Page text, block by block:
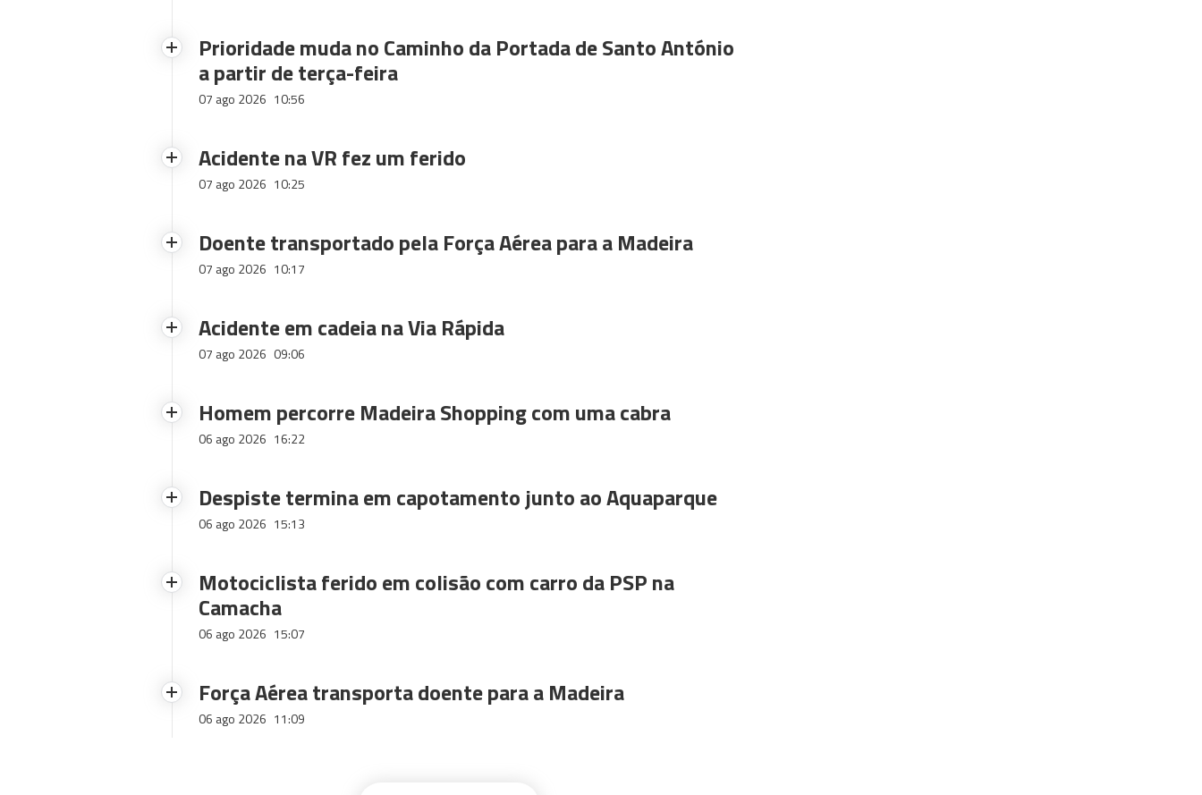
Prioridade muda no Caminho da Portada de Santo António
a partir de terça-feira
07 ago 2026 10:56
Acidente na VR fez um ferido
07 ago 2026 10:25
Doente transportado pela Força Aérea para a Madeira
07 ago 2026 10:17
Acidente em cadeia na Via Rápida
07 ago 2026 09:06
Homem percorre Madeira Shopping com uma cabra
06 ago 2026 16:22
Despiste termina em capotamento junto ao Aquaparque
06 ago 2026 15:13
Motociclista ferido em colisão com carro da PSP na
Camacha
06 ago 2026 15:07
Força Aérea transporta doente para a Madeira
06 ago 2026 11:09